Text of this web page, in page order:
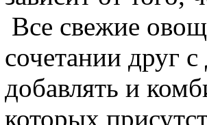
Все свежие
сочетании друг
добавлять и
которых